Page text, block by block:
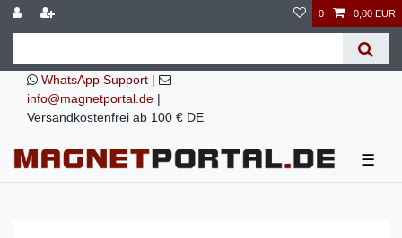
0 0,00 EUR
WhatsApp Support |
info@magnetportal.de |
Versandkostenfrei ab 100 € DE
☰